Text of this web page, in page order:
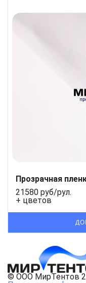
Прозрачная
21580 руб/рул.
+ цветов
© ООО МирТентов